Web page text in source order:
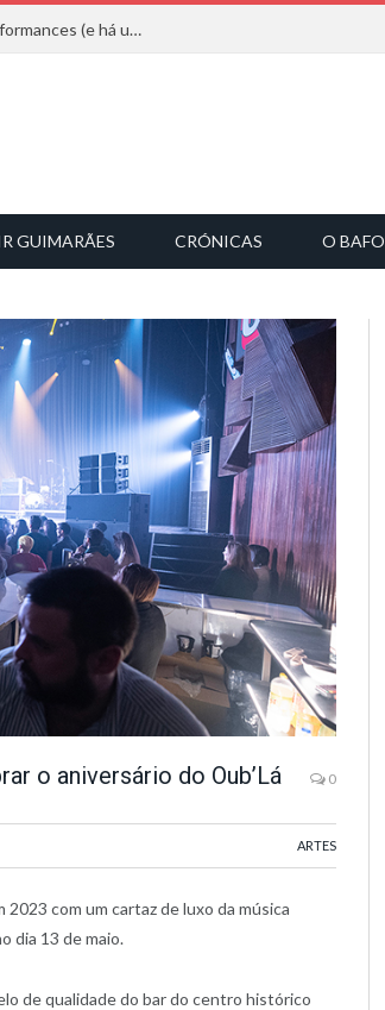
Mucho Flow alarga leque de convidados com 8 performances (e há uma saída)
GUIMARÃES CRÓNICAS O BAFO
o aniversário do Oub’Lá 0
ARTES
com um cartaz de luxo da música
dia 13 de maio.
de qualidade do bar do centro histórico